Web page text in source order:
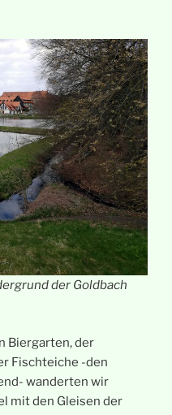
der Goldbach
Biergarten, der
Fischteiche -den
wanderten wir
mit den Gleisen der